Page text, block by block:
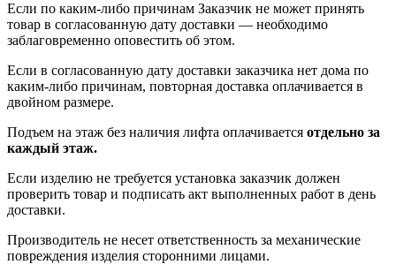
Если по каким-либо причинам Заказчик не может принять
товар в согласованную дату доставки — необходимо
заблаговременно оповестить об этом.
Если в согласованную дату доставки заказчика нет дома по
каким-либо причинам, повторная доставка оплачивается в
двойном размере.
Подъем на этаж без наличия лифта оплачивается отдельно за
каждый этаж.
Если изделию не требуется установка заказчик должен
проверить товар и подписать акт выполненных работ в день
доставки.
Производитель не несет ответственность за механические
повреждения изделия сторонними лицами.